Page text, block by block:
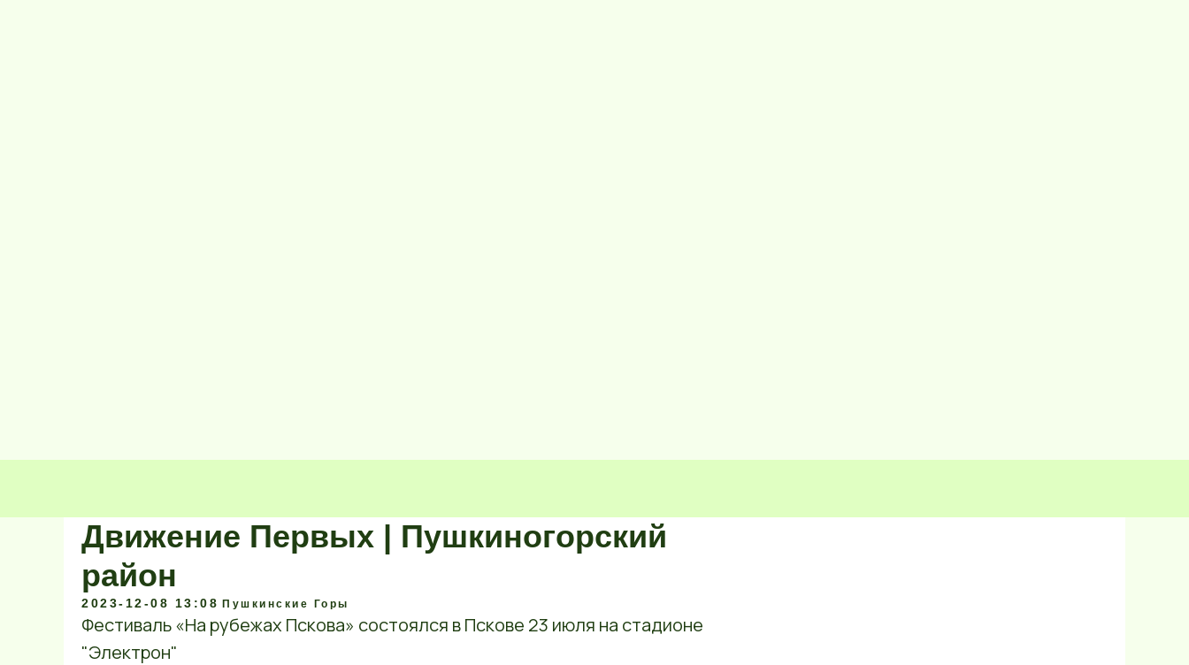
Движение Первых | Пушкиногорский
район
2023-12-08 13:08 Пушкинские Горы
Фестиваль «На рубежах Пскова» состоялся в Пскове 23 июля на стадионе
"Электрон"